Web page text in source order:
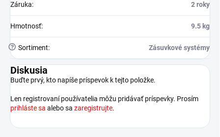
Záruka: 2 roky
Hmotnosť: 9.5 kg
? Sortiment: Zásuvkové systémy
Diskusia
Buďte prvý, kto napíše príspevok k tejto položke.
Len registrovaní používatelia môžu pridávať príspevky. Prosím
prihláste sa alebo sa zaregistrujte.